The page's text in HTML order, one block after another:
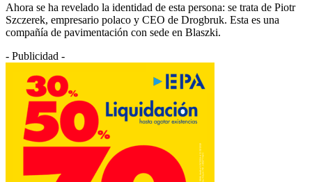
Ahora se ha revelado la identidad de esta persona: se trata de Piotr
Szczerek, empresario polaco y CEO de Drogbruk. Esta es una
compañía de pavimentación con sede en Blaszki.
- Publicidad -